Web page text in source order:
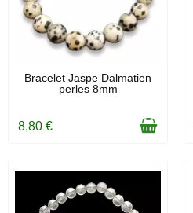
EN STOCK
Bracelet Jaspe Dalmatien
perles 8mm
8,80 €